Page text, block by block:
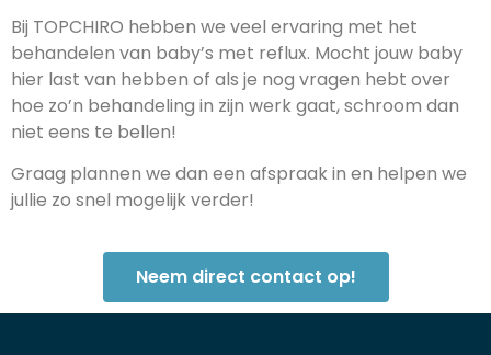
Bij TOPCHIRO hebben we veel ervaring met het
behandelen van baby’s met reflux. Mocht jouw baby
hier last van hebben of als je nog vragen hebt over
hoe zo’n behandeling in zijn werk gaat, schroom dan
niet eens te bellen!
Graag plannen we dan een afspraak in en helpen we
jullie zo snel mogelijk verder!
Neem direct contact op!